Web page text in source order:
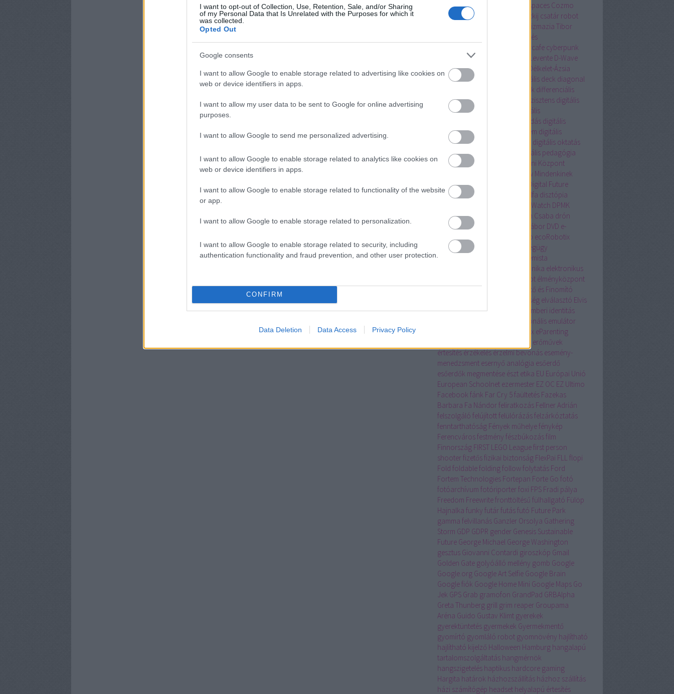
I want to opt-out of Collection, Use, Retention, Sale, and/or Sharing
of my Personal Data that Is Unrelated with the Purposes for which it
was collected.
Opted Out
Google consents
I want to allow Google to enable storage related to advertising like cookies on
web or device identifiers in apps.
I want to allow my user data to be sent to Google for online advertising
purposes.
I want to allow Google to send me personalized advertising.
I want to allow Google to enable storage related to analytics like cookies on
web or device identifiers in apps.
I want to allow Google to enable storage related to functionality of the website
or app.
I want to allow Google to enable storage related to personalization.
I want to allow Google to enable storage related to security, including
authentication functionality and fraud prevention, and other user protection.
CONFIRM
Data Deletion Data Access Privacy Policy
Corvinus Egyetem
coworking spaces Cozmo
CPU
crowdfounding Csajkovszkij csatár robot
Csizmazia Tibor
csomagküldés
cybercafe cyberpunk
cybersecurity
Czinege Levente D-Wave
deconstruction
Délkelet-Ázsia
Dennis Hong
diagonális deck diagonal
front tape loading cassette deck differenciális
digitalistemahet.hu
digitális asszisztens digitális
bölcsészetdigitális család
digitális
digitális írástudás digitális
kultúradigitális műemlékvédelem digitális
munkaerődigitális muzeológia
digitális oktatás
Digitális Oktatási Stratégia
digitális pedagógia
Digitális Pedagógiai Módszertani Központ
Digitális Talkshow Mindenkinek
Digitális Témahét
Digital Future
dislike dislike mob Disztichon Alfa disztópia
Dot Watch DPMK
DPMK.hudr. Fehér Péter dr. Pléh Csaba drón
drónvadász
DUE médiatábor DVD e-
eb ecoRobotix
Ecosia
ecosia.org
egészségügy
egyensúlyozás
egyetemista
elektronika elektronikus
Elias robot élményközpont
élő adásElső Óbudai Szeszégető és Finomító
elterjedtség elválasztó Elvis
Presleyember-gép
emberi identitás
emocionális emulátor
Enter the Matrix eParenting
erőművek
értesítésérzékelésérzelmi bevonás esemény-
menedzsment esernyő analógia esőerdő
esőerdők megmentése észt etika EU Európai Unió
European Schoolnet ezermester EZ OC EZ Ultimo
Facebook fánk Far Cry 5faültetés Fazekas
Barbara Fa Nándor feliratkozás Fellner Adrián
felszolgáló felújítottfelülórázásfelzárkóztatás
fenntarthatóság Fények műhelyefénykép
Ferencvárosfestmény fészbúkozásfilm
Finnország FIRST LEGO Leaguefirst person
shooter fizetősfizikai biztonság FlexPai FLL flopi
Fold foldablefoldingfollowfolytatás Ford
Fortem Technologies Fortepan Forte Go fotó
fotóarchívum fotóriporter foxi FPS Fradi pálya
Freedom Freewritefronttöltésű fülhallgató Fülöp
Hajnalka funky futár futásfutó Future Park
gamma felvillanás Ganzler Orsolya Gathering
Storm GDP GDPR gender Genesis Sustainable
Future George Michael George Washington
gesztus Giovanni Contardi giroszkóp Gmail
Golden Gate golyóálló mellény gomb Google
Google.org Google Art Selfie Google Brain
Google fiók Google Home Mini Google Maps Go
Jek GPS Grab gramofon GrandPad GRBAlpha
Greta Thunberg grill grim reaper Groupama
Aréna Guido Gustav Klimt gyerekek
gyerektüntetés gyermekek Gyermekmentő
gyomírtó gyomláló robot gyomnövény hajlítható
hajlítható kijelző Halloween Hamburg hangalapú
tartalomszolgáltatás hangmérnök
hangszigetelés haptikus hardcore gaming
Hargita határok házhozszállítás házhoz szállítás
házi számítógép headset helyalapú értesítés